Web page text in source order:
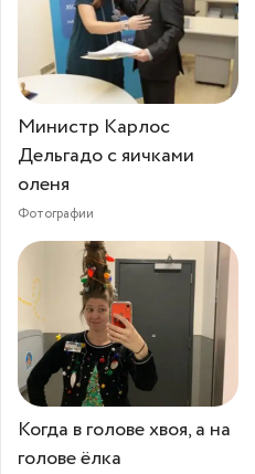
Министр Карлос
Дельгадо с яичками
оленя
Фотографии
Когда в голове хвоя, а на
голове ёлка